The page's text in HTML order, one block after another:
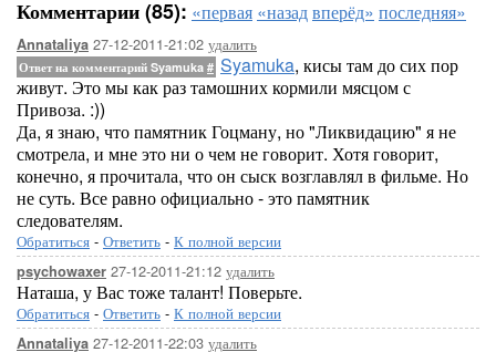
Комментарии (85): «первая «назадвперёд» последняя»
Annataliya 27-12-2011-21:02 удалить
Ответ на комментарий Syamuka # Syamuka, кисы там до сих пор
живут. Это мы как раз тамошних кормили мясцом с
Привоза. :))
Да, я знаю, что памятник Гоцману, но "Ликвидацию" я не
смотрела, и мне это ни о чем не говорит. Хотя говорит,
конечно, я прочитала, что он сыск возглавлял в фильме. Но
не суть. Все равно официально - это памятник
следователям.
Обратиться - Ответить - К полной версии
psychowaxer 27-12-2011-21:12 удалить
Наташа, у Вас тоже талант! Поверьте.
Обратиться - Ответить - К полной версии
Annataliya 27-12-2011-22:03 удалить